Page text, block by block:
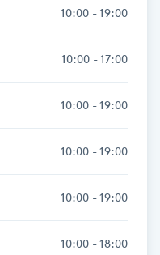
10:00 - 19:00
10:00 - 17:00
10:00 - 19:00
10:00 - 19:00
10:00 - 19:00
10:00 - 18:00